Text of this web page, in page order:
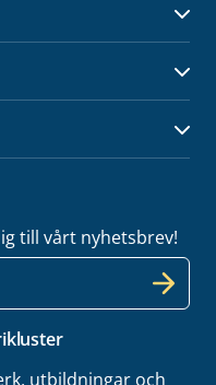
till vårt nyhetsbrev!
utbildningar och